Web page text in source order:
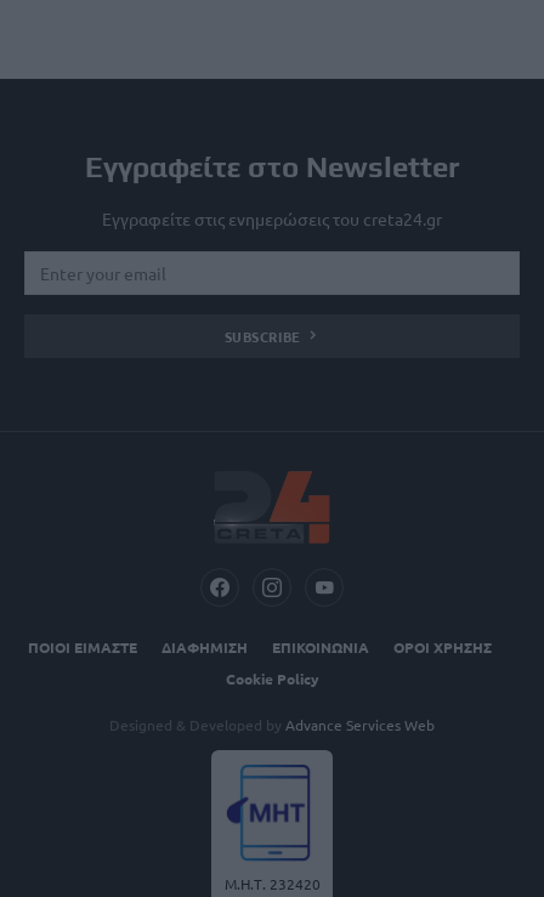
Εγγραφείτε στο Newsletter
Εγγραφείτε στις ενημερώσεις του creta24.gr
SUBSCRIBE
ΠΟΙΟΙ ΕΙΜΑΣΤΕ ΔΙΑΦΗΜΙΣΗ ΕΠΙΚΟΙΝΩΝΙΑ
ΟΡΟΙ ΧΡΗΣΗΣ
Cookie Policy
Designed & Developed by Advance Services Web
Μ.Η.Τ. 232420